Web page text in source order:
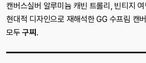
캔버스실버 알루미늄 캐빈 트롤리, 빈티지
현대적 디자인으로 재해석한 GG 수프림 캔
모두구찌 .